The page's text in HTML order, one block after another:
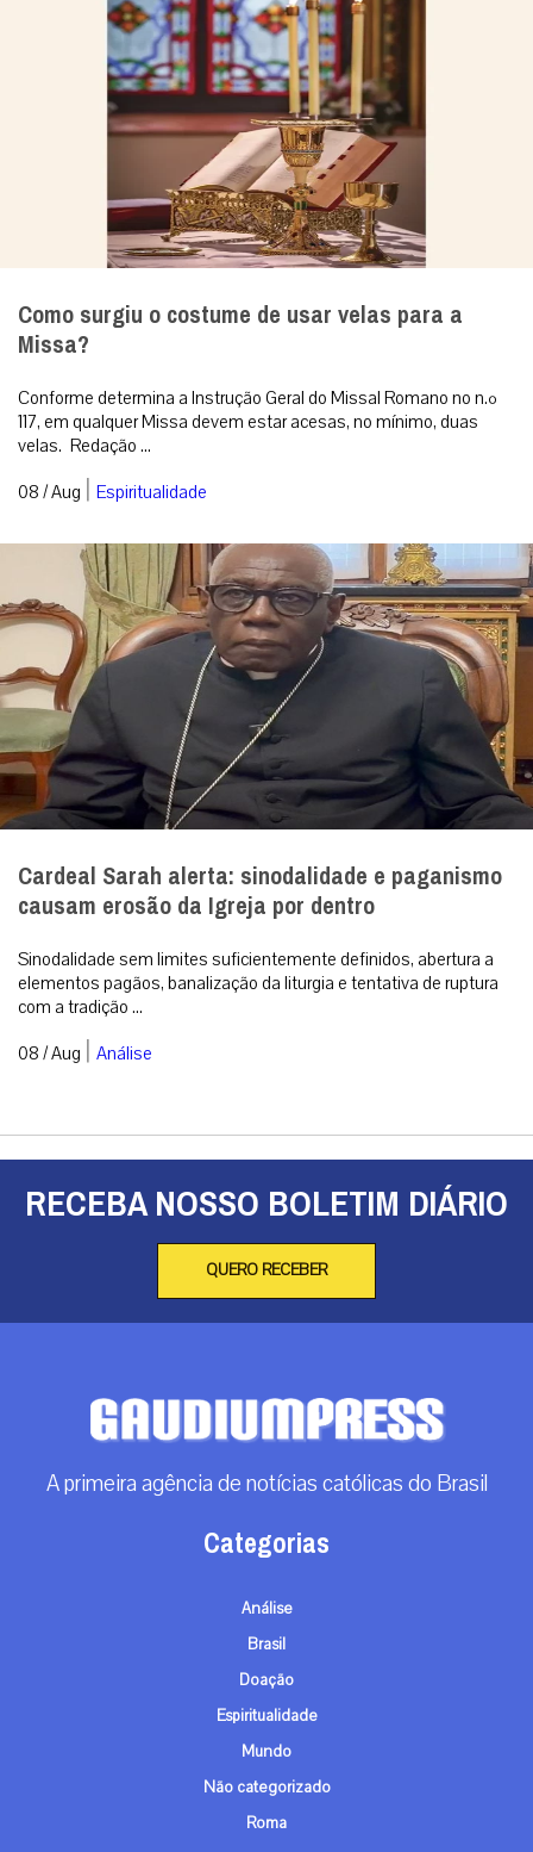
Como surgiu o costume de usar velas para a
Missa?
Conforme determina a Instrução Geral do Missal Romano no n.º
117, em qualquer Missa devem estar acesas, no mínimo, duas
velas. Redação ...
08 / Aug | Espiritualidade
Cardeal Sarah alerta: sinodalidade e paganismo
causam erosão da Igreja por dentro
Sinodalidade sem limites suficientemente definidos, abertura a
elementos pagãos, banalização da liturgia e tentativa de ruptura
com a tradição ...
08 / Aug | Análise
RECEBA NOSSO BOLETIM DIÁRIO
QUERO RECEBER
A primeira agência de notícias católicas do Brasil
Categorias
Análise
Brasil
Doação
Espiritualidade
Mundo
Não categorizado
Roma